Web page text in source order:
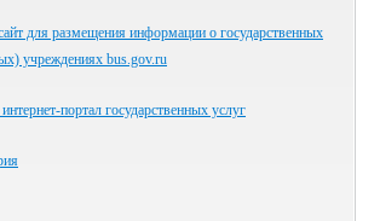
для размещения информации о государственных
учреждениях bus.gov.ru
портал государственных услуг